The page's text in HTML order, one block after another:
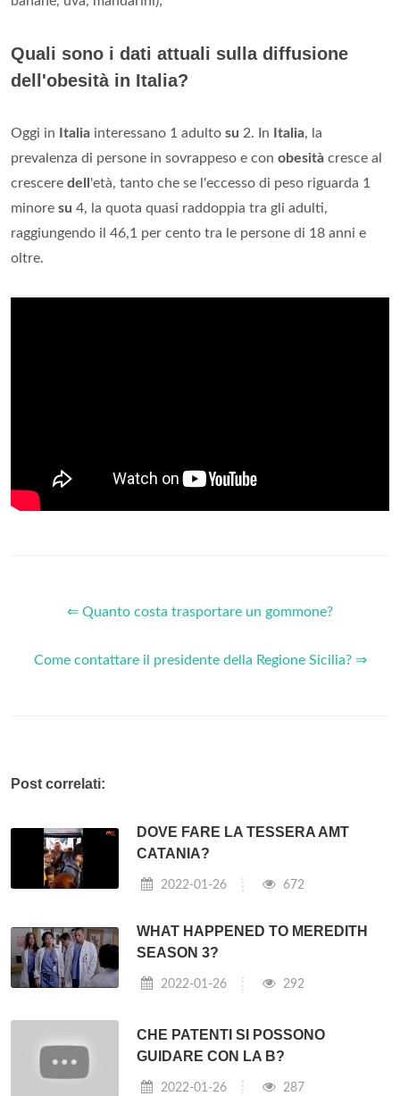
Quali sono i dati attuali sulla diffusione
dell'obesità in Italia?
Oggi in Italia interessano 1 adulto su 2. In Italia, la
prevalenza di persone in sovrappeso e con obesità cresce al
crescere dell 'età, tanto che se l'eccesso di peso riguarda 1
minore su 4, la quota quasi raddoppia tra gli adulti,
raggiungendo il 46,1 per cento tra le persone di 18 anni e
oltre.
⇐ Quanto costa trasportare un gommone?
Come contattare il presidente della Regione Sicilia? ⇒
Post correlati:
DOVE FARE LA TESSERA AMT
CATANIA?
2022-01-26 672
WHAT HAPPENED TO MEREDITH
SEASON 3?
2022-01-26 292
CHE PATENTI SI POSSONO
GUIDARE CON LA B?
2022-01-26 287